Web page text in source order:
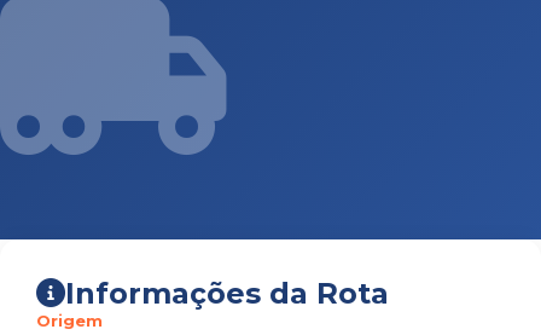
Informações da Rota
Origem